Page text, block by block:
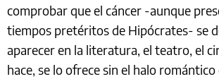
comprobar que el cáncer -aunque
tiempos pretéritos de Hipócrates- se
aparecer en la literatura, el teatro, el
hace, se lo ofrece sin el halo romántico